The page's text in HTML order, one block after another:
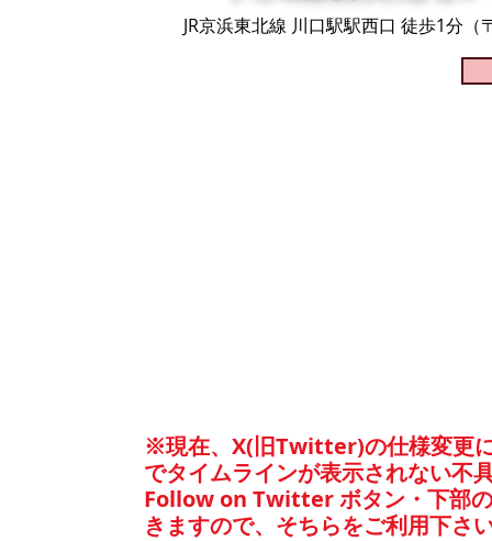
JR京浜東北線 川口駅駅西口 徒歩1分
※現在、X(旧Twitter)の仕様変更
でタイムラインが表示されない不
​Follow on Twitter ボタン・下部
きますので、そちらをご利用下さ